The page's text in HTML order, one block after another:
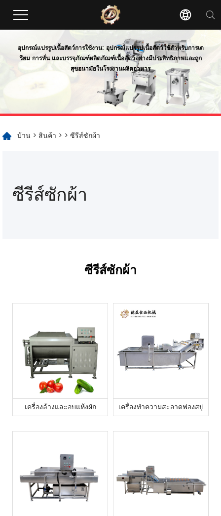
อุปกรณ์แปรรูปเนื้อสัตว์การใช้งาน: อุปกรณ์แปรรูปเนื้อสัตว์ใช้สำหรับการเต
รียม การหั่น และบรรจุภัณฑ์ผลิตภัณฑ์เนื้อสัตว์อย่างมีประสิทธิภาพและถูก
สุขอนามัยในโรงงานผลิตอาหาร
บ้าน > สินค้า > > ซีรีส์ซักผ้า
ซีรีส์ซักผ้า
ซีรีส์ซักผ้า
เครื่องล้างและอบแห้งผัก เครื่องทำความสะอาดฟองสบู่